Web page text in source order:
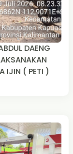
DAENG
IJIN ( PETI )